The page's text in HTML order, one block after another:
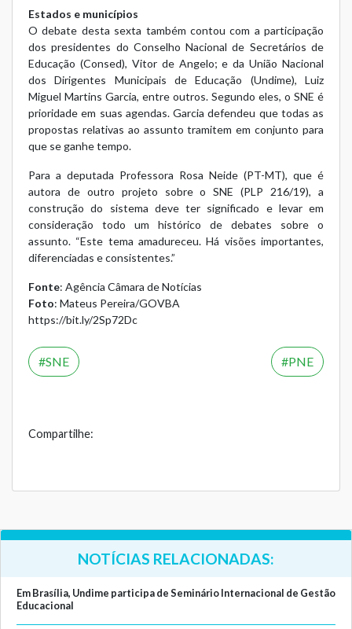
Estados e municípios
O debate desta sexta também contou com a participação
dos presidentes do Conselho Nacional de Secretários de
Educação (Consed), Vitor de Angelo; e da União Nacional
dos Dirigentes Municipais de Educação (Undime), Luiz
Miguel Martins Garcia, entre outros. Segundo eles, o SNE é
prioridade em suas agendas. Garcia defendeu que todas as
propostas relativas ao assunto tramitem em conjunto para
que se ganhe tempo.
Para a deputada Professora Rosa Neide (PT-MT), que é
autora de outro projeto sobre o SNE (PLP 216/19), a
construção do sistema deve ter significado e levar em
consideração todo um histórico de debates sobre o
assunto. “Este tema amadureceu. Há visões importantes,
diferenciadas e consistentes.”
Fonte: Agência Câmara de Notícias
Foto: Mateus Pereira/GOVBA
https://bit.ly/2Sp72Dc
SNE PNE
Compartilhe:
NOTÍCIAS RELACIONADAS:
Em Brasília, Undime participa de Seminário Internacional de Gestão
Educacional